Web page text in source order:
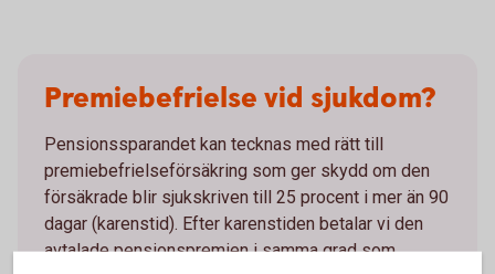
Premiebefrielse vid sjukdom?
Pensionssparandet kan tecknas med rätt till
premiebefrielseförsäkring som ger skydd om den
försäkrade blir sjukskriven till 25 procent i mer än 90
dagar (karenstid). Efter karenstiden betalar vi den
avtalade pensionspremien i samma grad som